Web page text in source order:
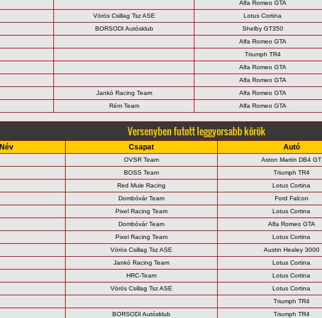
Alfa Romeo GTA
Vörös Csillag Tsz ASE Lotus Cortina
BORSODI Autósklub Shelby GT350
Alfa Romeo GTA
Triumph TR4
Alfa Romeo GTA
Alfa Romeo GTA
Jankó Racing Team Alfa Romeo GTA
Rém Team Alfa Romeo GTA
Versenyben futott leggyorsabb körök
Név Csapat Autó
OVSR Team Aston Martin DB4 GT
BOSS Team Triumph TR4
Red Mule Racing Lotus Cortina
Dombóvár Team Ford Falcon
Pixel Racing Team Lotus Cortina
Dombóvár Team Alfa Romeo GTA
Pixel Racing Team Lotus Cortina
Vörös Csillag Tsz ASE Austin Healey 3000
Jankó Racing Team Lotus Cortina
HRC-Team Lotus Cortina
Vörös Csillag Tsz ASE Lotus Cortina
Triumph TR4
BORSODI Autósklub Triumph TR4